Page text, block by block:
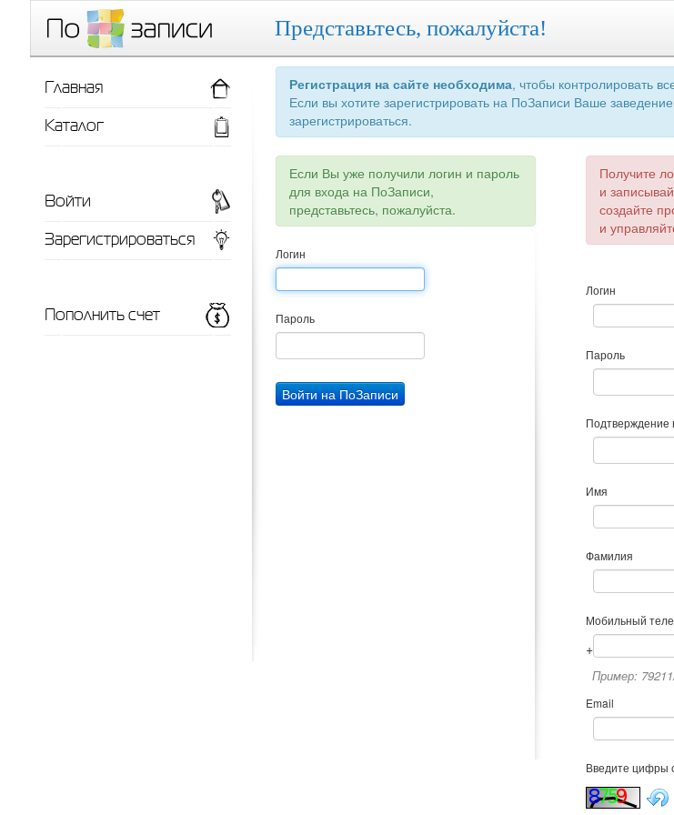
Представьтесь, пожалуйста!
Регистрация на сайте необходима, чтобы контролировать
Если вы хотите зарегистрировать на ПоЗаписи Ваше
зарегистрироваться.
Если Вы уже получили логин и пароль
для входа на ПоЗаписи,
представьтесь, пожалуйста.
Логин
Пароль
Получите
и
создайте
и
Логин
Пароль
Подтверждение
Имя
Фамилия
Мобильный
+
Пример:
Email
Введите цифры
Главная
Каталог
Войти
Зарегистрироваться
Пополнить счет